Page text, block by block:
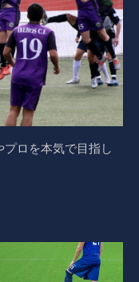
プロを本気で目指し